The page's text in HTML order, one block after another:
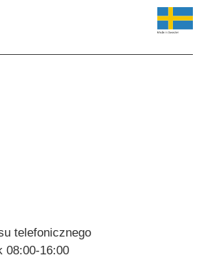
telefonicznego
08:00-16:00